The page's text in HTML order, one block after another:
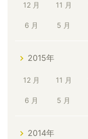
12 月 11 月
6 月 5 月
2015年
12 月 11 月
6 月 5 月
2014年